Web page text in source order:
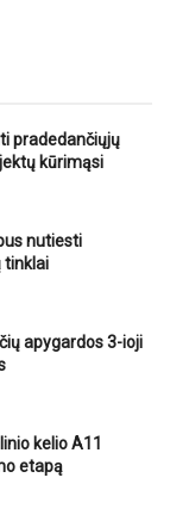
pradedančiųjų
kūrimąsi
nutiesti
tinklai
apygardos 3-ioji
kelio A11
etapą